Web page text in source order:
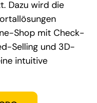
Dazu wird die
Shop mit Check-
Selling und 3D-
intuitive